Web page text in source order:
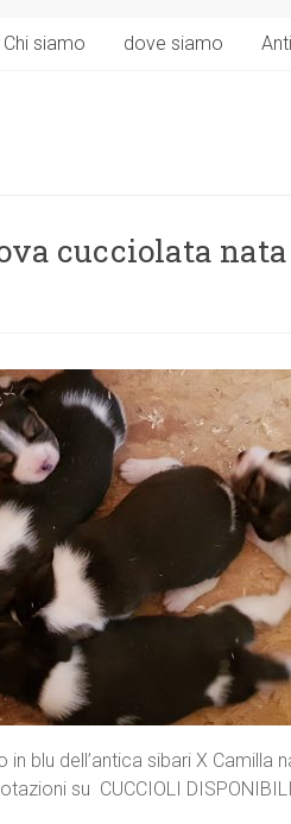
Chi siamo dove siamo
cucciolata nata
in blu dell’antica sibari X
su CUCCIOLI DISPONIBILI